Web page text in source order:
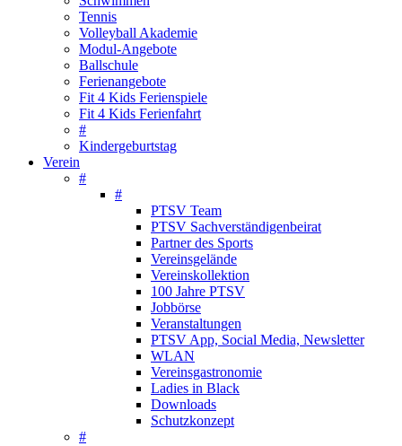
Tennis
Volleyball Akademie
Modul-Angebote
Ballschule
Ferienangebote
Fit 4 Kids Ferienspiele
Fit 4 Kids Ferienfahrt
#
Kindergeburtstag
Verein
#
#
PTSV Team
PTSV Sachverständigenbeirat
Partner des Sports
Vereinsgelände
Vereinskollektion
100 Jahre PTSV
Jobbörse
Veranstaltungen
PTSV App, Social Media, Newsletter
WLAN
Vereinsgastronomie
Ladies in Black
Downloads
Schutzkonzept
#